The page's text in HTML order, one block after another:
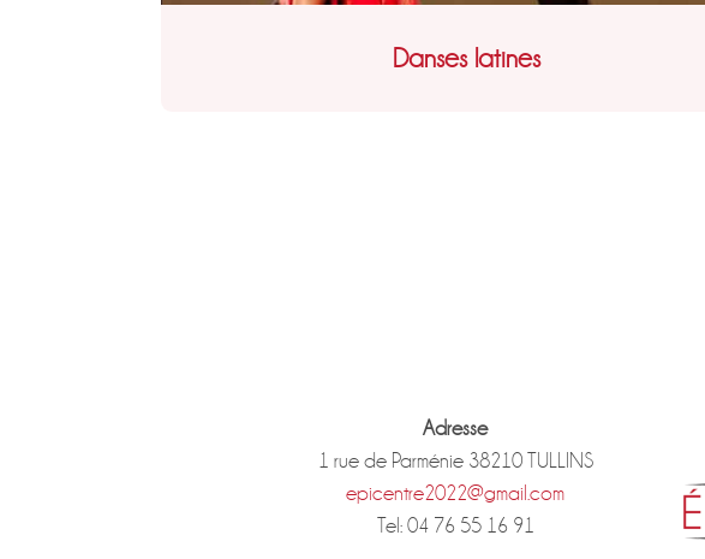
Danses latines
Adresse
1 rue de Parménie 38210 TULLINS
epicentre2022@gmail.com
Tel: 04 76 55 16 91